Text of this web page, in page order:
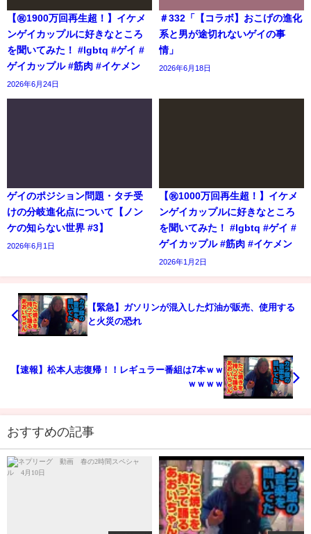
【㊗️1900万回再生超！】イケメ
ンゲイカップルに好きなところ
を聞いてみた！ #lgbtq #ゲイ #
ゲイカップル #筋肉 #イケメン
2026年6月24日
＃332「【コラボ】おこげの進化
系と男が途切れないゲイの事
情」
2026年6月18日
ゲイのポジション問題・タチ受
けの分岐進化点について【ノン
ケの知らない世界 #3】
2026年6月1日
【㊗️1000万回再生超！】イケメ
ンゲイカップルに好きなところ
を聞いてみた！ #lgbtq #ゲイ #
ゲイカップル #筋肉 #イケメン
2026年1月2日
【緊急】ガソリンが混入した灯油が販売、使用する
と火災の恐れ
【速報】松本人志復帰！！レギュラー番組は7本ｗｗ
ｗｗｗｗ
おすすめの記事